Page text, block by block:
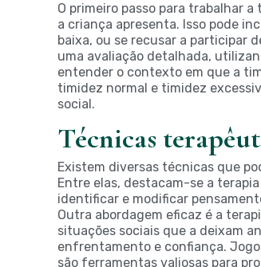
O primeiro passo para trabalhar
a criança apresenta. Isso pode
baixa, ou se recusar a participar
uma avaliação detalhada,
entender o contexto em que a
timidez normal e timidez
social.
Técnicas
Existem diversas técnicas que
Entre elas, destacam-se a
identificar e modificar
Outra abordagem eficaz é a
situações sociais que a deixam
enfrentamento e confiança.
são ferramentas valiosas para